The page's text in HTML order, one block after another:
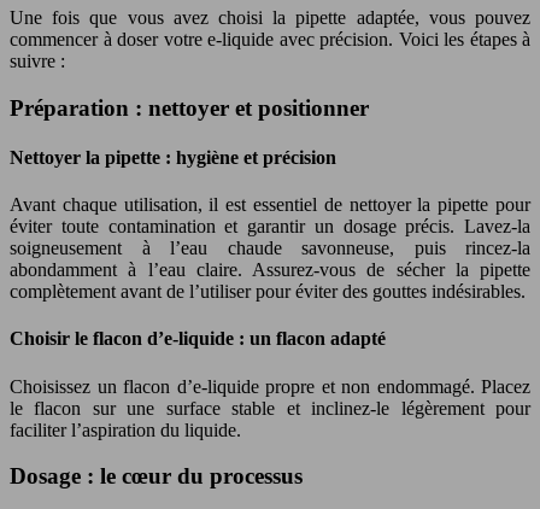
Une fois que vous avez choisi la pipette adaptée, vous pouvez
commencer à doser votre e-liquide avec précision. Voici les étapes à
suivre :
Préparation : nettoyer et positionner
Nettoyer la pipette : hygiène et précision
Avant chaque utilisation, il est essentiel de nettoyer la pipette pour
éviter toute contamination et garantir un dosage précis. Lavez-la
soigneusement à l’eau chaude savonneuse, puis rincez-la
abondamment à l’eau claire. Assurez-vous de sécher la pipette
complètement avant de l’utiliser pour éviter des gouttes indésirables.
Choisir le flacon d’e-liquide : un flacon adapté
Choisissez un flacon d’e-liquide propre et non endommagé. Placez
le flacon sur une surface stable et inclinez-le légèrement pour
faciliter l’aspiration du liquide.
Dosage : le cœur du processus